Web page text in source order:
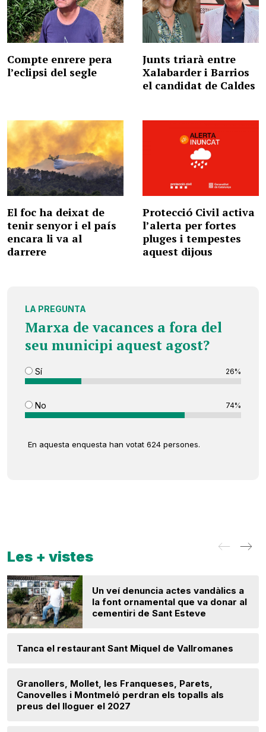
Compte enrere pera
l’eclipsi del segle
Junts triarà entre
Xalabarder i Barrios
el candidat de Caldes
El foc ha deixat de
tenir senyor i el país
encara li va al
darrere
Protecció Civil activa
l’alerta per fortes
pluges i tempestes
aquest dijous
LA PREGUNTA
Marxa de vacances a fora del
seu municipi aquest agost?
Sí 26%
No 74%
En aquesta enquesta han votat 624 persones.
Les + vistes
Un veí denuncia actes vandàlics a
la font ornamental que va donar al
cementiri de Sant Esteve
Tanca el restaurant Sant Miquel de Vallromanes
Granollers, Mollet, les Franqueses, Parets,
Canovelles i Montmeló perdran els topalls als
preus del lloguer el 2027